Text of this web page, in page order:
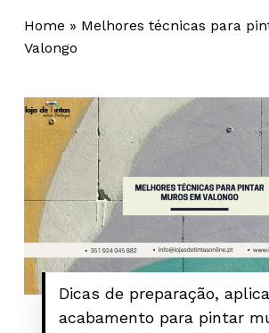
Home » Melhores técnicas para
Valongo
Dicas de preparação,
acabamento para pintar